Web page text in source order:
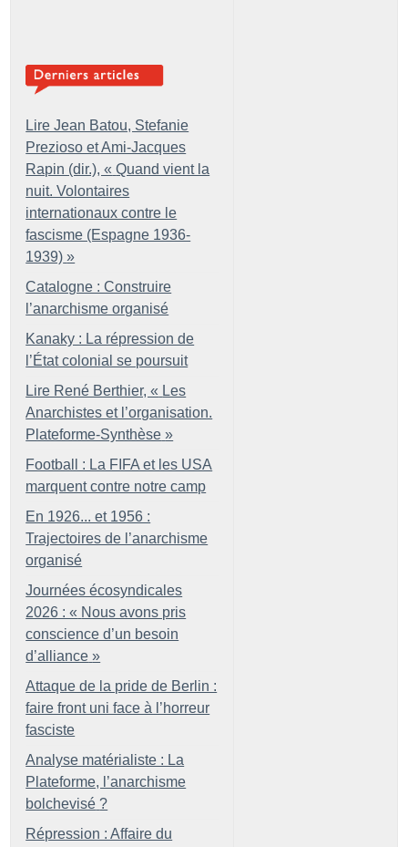
Lire Jean Batou, Stefanie
Prezioso et Ami-Jacques
Rapin (dir.), « Quand vient la
nuit. Volontaires
internationaux contre le
fascisme (Espagne 1936-
1939) »
Catalogne : Construire
l’anarchisme organisé
Kanaky : La répression de
l’État colonial se poursuit
Lire René Berthier, « Les
Anarchistes et l’organisation.
Plateforme-Synthèse »
Football : La FIFA et les USA
marquent contre notre camp
En 1926... et 1956 :
Trajectoires de l’anarchisme
organisé
Journées écosyndicales
2026 : « Nous avons pris
conscience d’un besoin
d’alliance »
Attaque de la pride de Berlin :
faire front uni face à l’horreur
fasciste
Analyse matérialiste : La
Plateforme, l’anarchisme
bolchevisé ?
Répression : Affaire du